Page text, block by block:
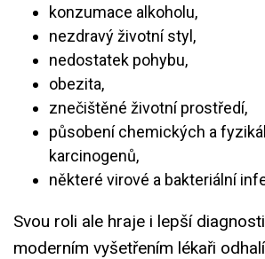
konzumace alkoholu,
nezdravý životní styl,
nedostatek pohybu,
obezita,
znečištěné životní prostředí,
působení chemických a
karcinogenů,
některé virové a bakteriální
Svou roli ale hraje i lepší
moderním vyšetřením lékaři